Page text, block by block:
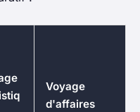
Voyage
d'affaires